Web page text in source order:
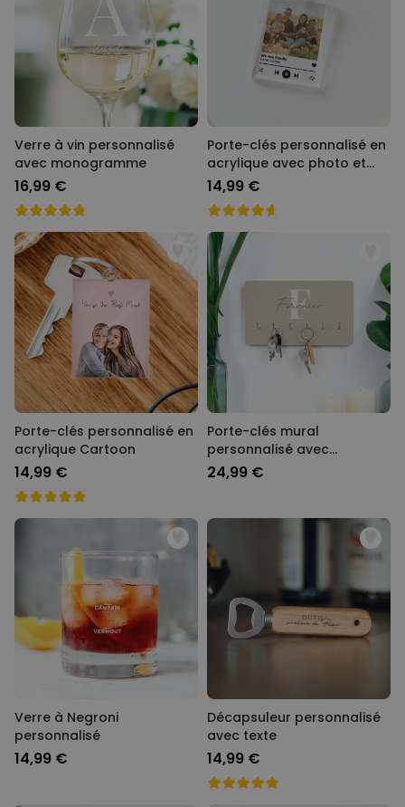
Verre à vin personnalisé
avec monogramme
16,99 €
Porte-clés personnalisé en
acrylique avec photo et
chanson
14,99 €
Porte-clés personnalisé en
acrylique Cartoon
14,99 €
Porte-clés mural
personnalisé avec
monogramme
24,99 €
Verre à Negroni
personnalisé
14,99 €
Décapsuleur personnalisé
avec texte
14,99 €